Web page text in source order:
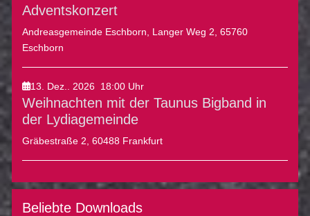
Adventskonzert
Andreasgemeinde Eschborn, Langer Weg 2, 65760
Eschborn
13. Dez.. 2026 18:00 Uhr
Weihnachten mit der Taunus Bigband in
der Lydiagemeinde
Gräbestraße 2, 60488 Frankfurt
Beliebte Downloads